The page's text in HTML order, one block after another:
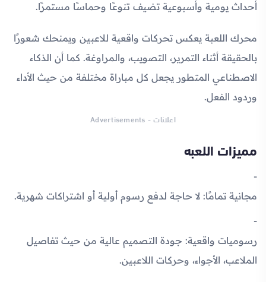
أحداث يومية وأسبوعية تضيف تنوعًا وحماسًا مستمرًا.
محرك اللعبة يعكس تحركات واقعية للاعبين ويمنحك شعورًا
بالحقيقة أثناء التمرير، التصويب، والمراوغة. كما أن الذكاء
الاصطناعي المتطور يجعل كل مباراة مختلفة من حيث الأداء
وردود الفعل.
اعلانات - Advertisements
مميزات اللعبه
مجانية تمامًا: لا حاجة لدفع رسوم أولية أو اشتراكات شهرية.
رسوميات واقعية: جودة التصميم عالية من حيث تفاصيل
الملاعب، الأجواء، وحركات اللاعبين.